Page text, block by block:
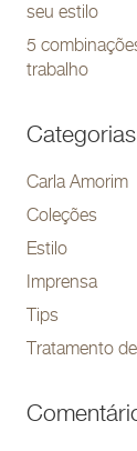
seu estilo
5
trabalho
Categorias
Carla Amorim
Coleções
Estilo
Imprensa
Tips
Tratamento